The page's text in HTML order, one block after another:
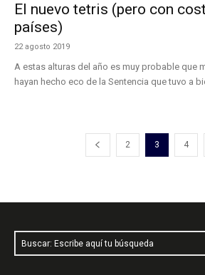
El nuevo tetris (pero con
países)
22 agosto 2019
A estas alturas del año es muy probable que
hayan hecho eco de la Sentencia que tuvo a
2 3 4
Buscar: Escribe aquí tu búsqueda